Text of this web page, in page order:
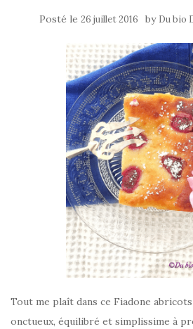
Posté le 26 juillet 2016 by Du bio
Tout me plaît dans ce Fiadone
onctueux, équilibré et simplissime à